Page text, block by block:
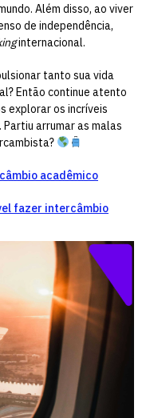
Além disso, ao viver
de independência,
internacional.
tanto sua vida
Então continue atento
explorar os incríveis
arrumar as malas
acadêmico
fazer intercâmbio